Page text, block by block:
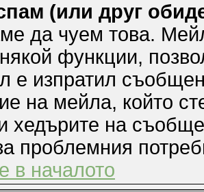
(или друг
да чуем това.
функции,
е изпратил
на мейла, който
хедърите на
проблемния
в началото